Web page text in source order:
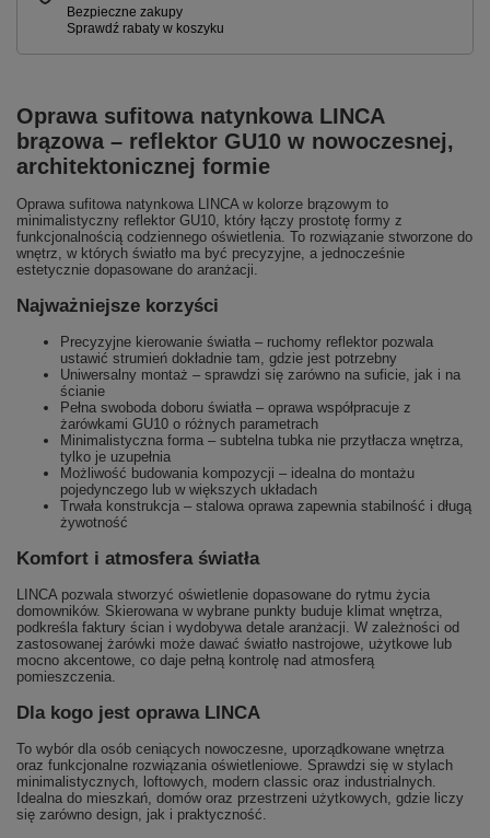
Oprawa sufitowa natynkowa LINCA
brązowa – reflektor GU10 w nowoczesnej,
architektonicznej formie
Oprawa sufitowa natynkowa LINCA w kolorze brązowym to
minimalistyczny reflektor GU10, który łączy prostotę formy z
funkcjonalnością codziennego oświetlenia. To rozwiązanie stworzone do
wnętrz, w których światło ma być precyzyjne, a jednocześnie
estetycznie dopasowane do aranżacji.
Najważniejsze korzyści
Precyzyjne kierowanie światła – ruchomy reflektor pozwala
ustawić strumień dokładnie tam, gdzie jest potrzebny
Uniwersalny montaż – sprawdzi się zarówno na suficie, jak i na
ścianie
Pełna swoboda doboru światła – oprawa współpracuje z
żarówkami GU10 o różnych parametrach
Minimalistyczna forma – subtelna tubka nie przytłacza wnętrza,
tylko je uzupełnia
Możliwość budowania kompozycji – idealna do montażu
pojedynczego lub w większych układach
Trwała konstrukcja – stalowa oprawa zapewnia stabilność i długą
żywotność
Komfort i atmosfera światła
LINCA pozwala stworzyć oświetlenie dopasowane do rytmu życia
domowników. Skierowana w wybrane punkty buduje klimat wnętrza,
podkreśla faktury ścian i wydobywa detale aranżacji. W zależności od
zastosowanej żarówki może dawać światło nastrojowe, użytkowe lub
mocno akcentowe, co daje pełną kontrolę nad atmosferą
pomieszczenia.
Dla kogo jest oprawa LINCA
To wybór dla osób ceniących nowoczesne, uporządkowane wnętrza
oraz funkcjonalne rozwiązania oświetleniowe. Sprawdzi się w stylach
minimalistycznych, loftowych, modern classic oraz industrialnych.
Idealna do mieszkań, domów oraz przestrzeni użytkowych, gdzie liczy
się zarówno design, jak i praktyczność.